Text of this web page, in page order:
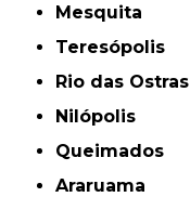
Mesquita
Teresópolis
Rio das Ostras
Nilópolis
Queimados
Araruama